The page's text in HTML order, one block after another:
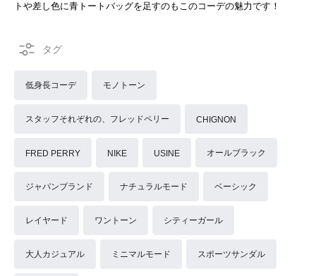
トや差し色に青トートバッグを足すのもこのコーデの魅力です！
低身長コーデ モノトーン
スタッフそれぞれの、フレッドペリー CHIGNON
FRED PERRY NIKE USINE オールブラック
ジャパンブランド ナチュラルモード ベーシック
レイヤード ワントーン シティーガール
大人カジュアル ミニマルモード スポーツサンダル